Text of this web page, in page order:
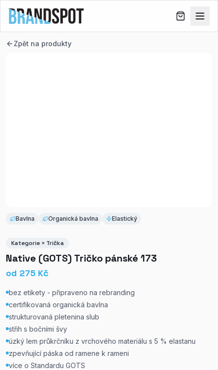
Zpět na produkty
Bavlna Organická bavlna Elastický
Kategorie > Trička
Native (GOTS) Tričko pánské 173
od 275 Kč
bez etikety - připraveno na rebranding
certifikovaná organická bavlna
strukturovaná pletenina slub
střih s bočními švy
úzký lem průkrčníku z vrchového materiálu s 5 % elastanu
zpevňující páska od ramene k rameni
více o Standardu GOTS